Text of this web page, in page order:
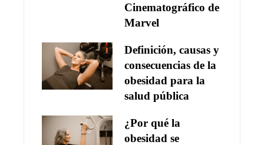
Cinematográfico de
Marvel
Definición, causas y
consecuencias de la
obesidad para la
salud pública
¿Por qué la
obesidad se